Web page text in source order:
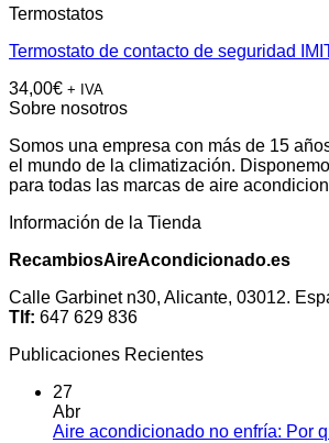
Termostatos
Termostato de contacto de seguridad
34,00€ + IVA
Sobre nosotros
Somos una empresa con más de 15
el mundo de la climatización.
para todas las marcas de aire
Información de la Tienda
RecambiosAireAcondicionado.es
Calle Garbinet n30, Alicante, 03012.
Tlf: 647 629 836
Publicaciones Recientes
27
Abr
Aire acondicionado no enfría: Por